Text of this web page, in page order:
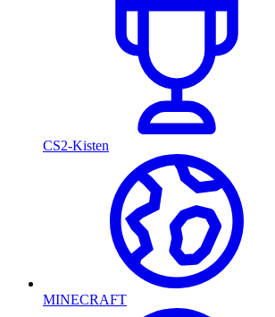
CS2-Kisten
MINECRAFT